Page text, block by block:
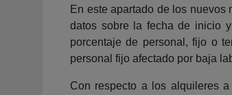
En este apartado de los
datos sobre la fecha de inicio
porcentaje de personal, fijo o
personal fijo afectado por baja
Con respecto a los alquileres